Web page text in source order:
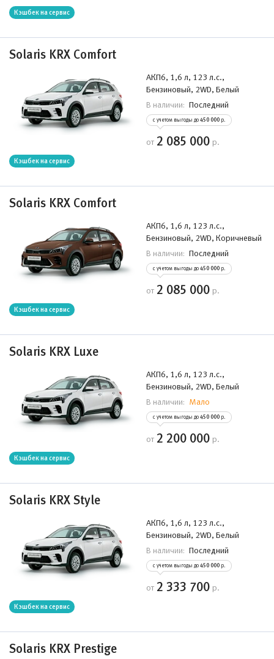
Кэшбек на сервис
Solaris KRX Comfort
АКП6, 1,6 л, 123 л.с.,
Бензиновый, 2WD, Белый
В наличии: Последний
с учетом выгоды до 450 000 р.
от 2 085 000 р.
Кэшбек на сервис
Solaris KRX Comfort
АКП6, 1,6 л, 123 л.с.,
Бензиновый, 2WD, Коричневый
В наличии: Последний
с учетом выгоды до 450 000 р.
от 2 085 000 р.
Кэшбек на сервис
Solaris KRX Luxe
АКП6, 1,6 л, 123 л.с.,
Бензиновый, 2WD, Белый
В наличии: Мало
с учетом выгоды до 450 000 р.
от 2 200 000 р.
Кэшбек на сервис
Solaris KRX Style
АКП6, 1,6 л, 123 л.с.,
Бензиновый, 2WD, Белый
В наличии: Последний
с учетом выгоды до 450 000 р.
от 2 333 700 р.
Кэшбек на сервис
Solaris KRX Prestige